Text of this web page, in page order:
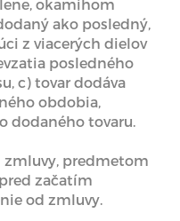
okamihom
ako posledný,
z viacerých dielov
posledného
c) tovar dodáva
obdobia,
dodaného tovaru.
predmetom
začatím
od zmluvy.